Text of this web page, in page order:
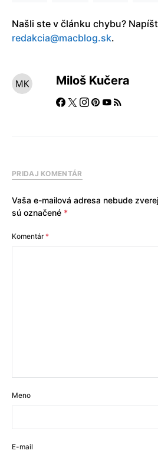
Našli ste v článku chybu?
redakcia@macblog.sk.
Miloš Kučera
PRIDAJ KOMENTÁR
Vaša e-mailová adresa nebude
sú označené *
Komentár*
Meno
E-mail